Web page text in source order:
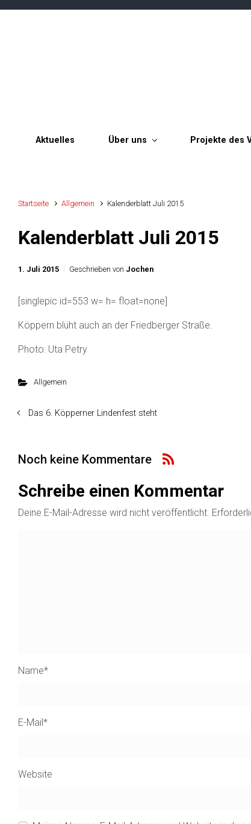
Zum Hauptinhalt springen
Aktuelles Über uns Projekte des
Startseite Allgemein Kalenderblatt Juli 2015
Kalenderblatt Juli 2015
1. Juli 2015 Geschrieben von Jochen
[singlepic id=553 w= h= float=none]
Köppern blüht auch an der Friedberger Straße.
Photo: Uta Petry
Allgemein
Das 6. Köpperner Lindenfest steht
Noch keine Kommentare
Schreibe einen Kommentar
Deine E-Mail-Adresse wird nicht veröffentlicht.
Name*
E-Mail*
Website